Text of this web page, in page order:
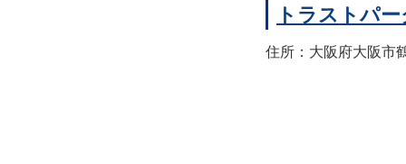
トラストパ
住所：大阪府大阪市